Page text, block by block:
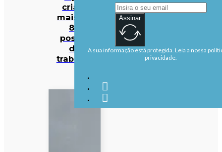
criam
mais de
80
postos
de
trabalho
Assinar
A sua informação está protegida. Leia a nossa
privacidade.